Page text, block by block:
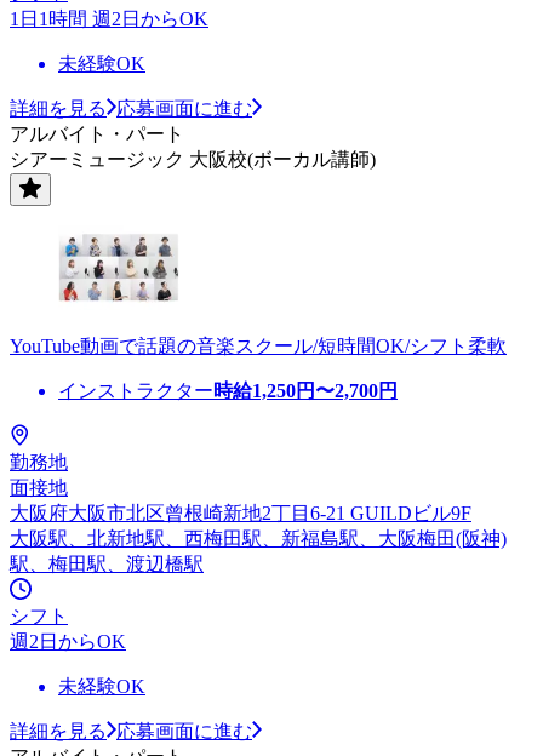
1日1時間 週2日からOK
未経験OK
詳細を見る
応募画面に進む
アルバイト・パート
シアーミュージック 大阪校(ボーカル講師)
YouTube動画で話題の音楽スクール/短時間OK/シフト柔軟
インストラクター時給1,250円〜2,700円
勤務地
面接地
大阪府大阪市北区曾根崎新地2丁目6-21 GUILDビル9F
大阪駅、北新地駅、西梅田駅、新福島駅、大阪梅田(阪神)
駅、梅田駅、渡辺橋駅
シフト
週2日からOK
未経験OK
詳細を見る
応募画面に進む